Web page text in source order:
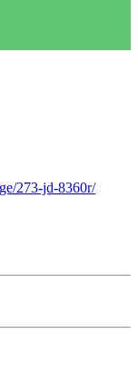
273-jd-8360r/